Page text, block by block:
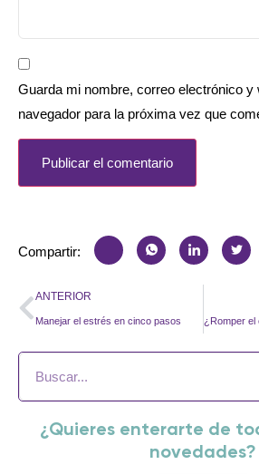
Guarda mi nombre, correo electrónico y
navegador para la próxima vez que
Compartir:
ANTERIOR
Manejar el estrés en cinco pasos
¿Quieres enterarte de
novedades?